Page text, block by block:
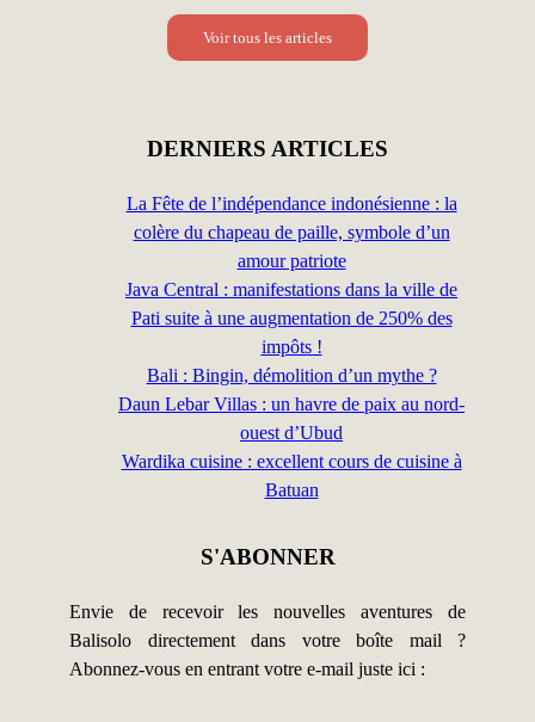
Voir tous les articles
DERNIERS ARTICLES
La Fête de l’indépendance indonésienne : la
colère du chapeau de paille, symbole d’un
amour patriote
Java Central : manifestations dans la ville de
Pati suite à une augmentation de 250% des
impôts !
Bali : Bingin, démolition d’un mythe ?
Daun Lebar Villas : un havre de paix au nord-
ouest d’Ubud
Wardika cuisine : excellent cours de cuisine à
Batuan
S'ABONNER
Envie de recevoir les nouvelles aventures de
Balisolo directement dans votre boîte mail ?
Abonnez-vous en entrant votre e-mail juste ici :